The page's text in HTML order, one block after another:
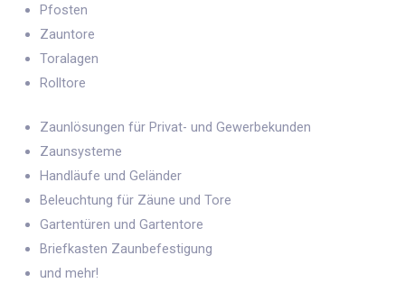
Pfosten
Zauntore
Toralagen
Rolltore
Zaunlösungen für Privat- und Gewerbekunden
Zaunsysteme
Handläufe und Geländer
Beleuchtung für Zäune und Tore
Gartentüren und Gartentore
Briefkasten Zaunbefestigung
und mehr!